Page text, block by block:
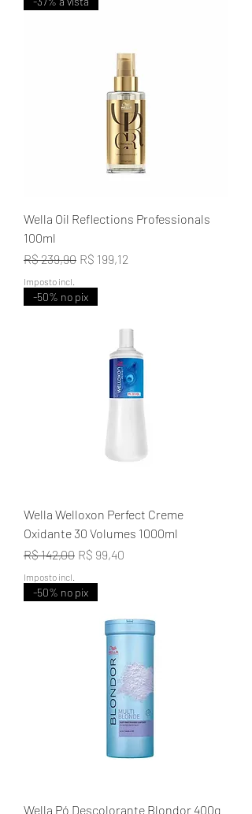
Wella Oil Reflections Professionals
100ml
Preço normal
R$ 239,90 Preço promocional
R$ 199,12
Imposto incl.
-50% no pix
Wella Welloxon Perfect Creme
Oxidante 30 Volumes 1000ml
Preço normal
R$ 142,00 Preço promocional
R$ 99,40
Imposto incl.
-50% no pix
Wella Pó Descolorante Blondor 400g